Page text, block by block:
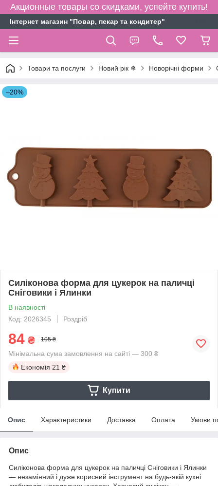
Акционные товары со скидками, успейте купить!
Інтернет магазин "Повар, пекар та кондитер"
Товари та послуги Новий рік ❄ Новорічні форми
–20%
Силіконова форма для цукерок на паличці
Сніговики і Ялинки
В наявності
Код: 2026345
Роздріб
84 ₴ 105 ₴
Мінімальна сума замовлення на сайті — 300 ₴
Економія 21 ₴
Купити
Опис Характеристики Доставка Оплата Умови
Опис
Силіконова форма для цукерок на паличці Сніговики і Ялинки
— незамінний і дуже корисний інструмент на будь-якій кухні